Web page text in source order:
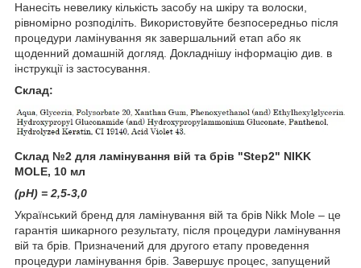
Нанесіть невелику кількість засобу на шкіру та волоски,
рівномірно розподіліть. Використовуйте безпосередньо після
процедури ламінування як завершальний етап або як
щоденний домашній догляд. Докладнішу інформацію див. в
інструкції із застосування.
Склад:
Склад №2 для ламінування вій та брів "Step2" NIKK
MOLE, 10 мл
(pH) = 2,5-3,0
Український бренд для ламінування вій та брів Nikk Mole – це
гарантія шикарного результату, після процедури ламінування
вій та брів. Призначений для другого етапу проведення
процедури ламінування брів. Завершує процес, запущений